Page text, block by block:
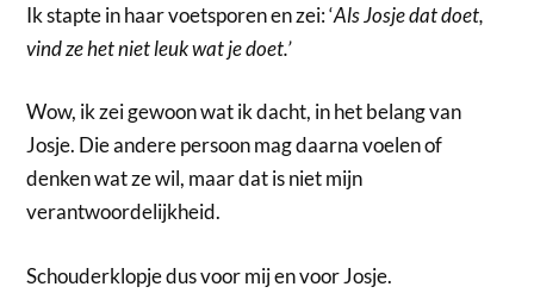
Ik stapte in haar voetsporen en zei: ‘Als Josje dat doet,
vind ze het niet leuk wat je doet.’
Wow, ik zei gewoon wat ik dacht, in het belang van
Josje. Die andere persoon mag daarna voelen of
denken wat ze wil, maar dat is niet mijn
verantwoordelijkheid.
Schouderklopje dus voor mij en voor Josje.